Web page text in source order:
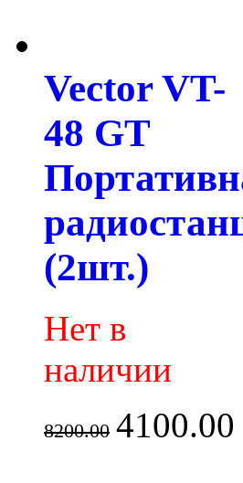
Vector VT-
48 GT
(2шт.)
Нет в
наличии
8200.00 4100.00